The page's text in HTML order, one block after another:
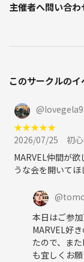
主催者へ問い合わ
このサークルの
@lovegela9
★★★★★
2026/07/25
初
MARVEL仲間が
うな会を開いてほ
@
本日はご参
MARVEL好
たので、ま
も宜しくお